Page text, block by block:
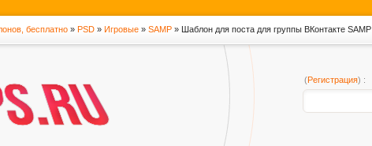
бесплатно » PSD » Игровые » SAMP » Шаблон для поста для группы ВКонтакте SAMP
(Регистрация) :